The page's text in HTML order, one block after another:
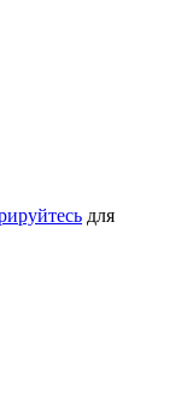
для